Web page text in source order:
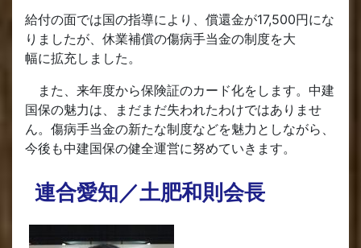
給付の面では国の指導により、償還金が17,500円にな
りましたが、休業補償の傷病手当金の制度を大
幅に拡充しました。
また、来年度から保険証のカード化をします。中建
国保の魅力は、まだまだ失われたわけではありませ
ん。傷病手当金の新たな制度などを魅力としながら、
今後も中建国保の健全運営に努めていきます。
連合愛知／土肥和則会長